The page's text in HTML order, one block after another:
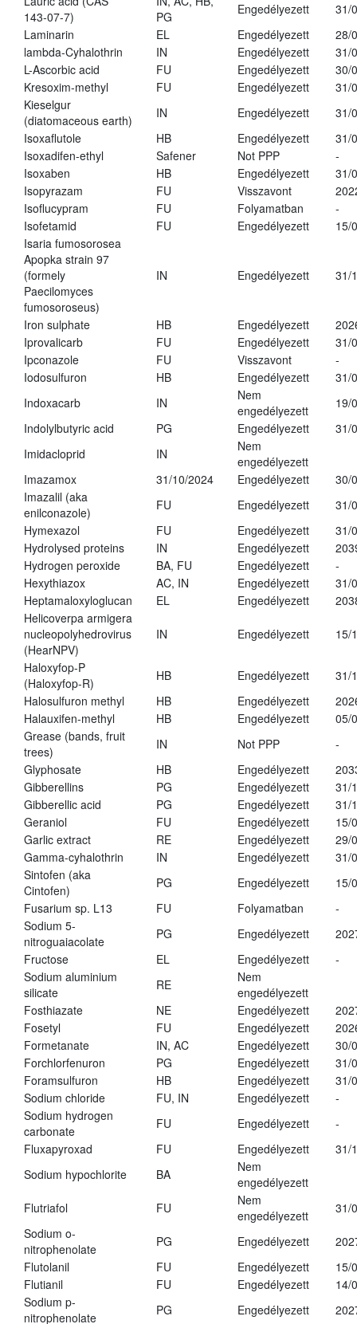
143-07-7)
PG
Engedélyezett
31/
Laminarin
EL Engedélyezett
28/
lambda-Cyhalothrin
IN Engedélyezett
31/
L-Ascorbic acid
FU Engedélyezett
30/
Kresoxim-methyl
FU Engedélyezett
31/
Kieselgur
(diatomaceous earth)
IN Engedélyezett
31/
Isoxaflutole
HB Engedélyezett
31/
Isoxadifen-ethyl
Safener Not PPP
-
Isoxaben
HB Engedélyezett
31/
Isopyrazam
FU Visszavont
Isoflucypram
FU Folyamatban
-
Isofetamid
FU Engedélyezett
15/
Isaria fumosorosea
Apopka strain 97
(formely
Paecilomyces
fumosoroseus)
IN Engedélyezett 31/
Iron sulphate HB Engedélyezett
Iprovalicarb
FU Engedélyezett
31/
Ipconazole
FU Visszavont
-
Iodosulfuron
HB Engedélyezett
31/
Indoxacarb
IN
Nem
engedélyezett
19/
Indolylbutyric acid
PG Engedélyezett
31/
Imidacloprid
IN
Nem
engedélyezett
Imazamox
31/10/2024 Engedélyezett
30/
Imazalil (aka
enilconazole)
FU Engedélyezett
31/
Hymexazol
FU Engedélyezett
31/
Hydrolysed proteins
IN Engedélyezett
Hydrogen peroxide
BA, FU Engedélyezett
-
Hexythiazox
AC, IN Engedélyezett
31/
Heptamaloxyloglucan
EL Engedélyezett
Helicoverpa armigera
nucleopolyhedrovirus
(HearNPV)
IN Engedélyezett 15/
Haloxyfop-P
(Haloxyfop-R)
HB Engedélyezett
31/
Halosulfuron methyl
HB Engedélyezett
Halauxifen-methyl
HB Engedélyezett
05/
Grease (bands, fruit
trees)
IN Not PPP
-
Glyphosate
HB Engedélyezett
Gibberellins
PG Engedélyezett
31/
Gibberellic acid
PG Engedélyezett
31/
Geraniol
FU Engedélyezett
15/
Garlic extract
RE Engedélyezett
29/
Gamma-cyhalothrin
IN Engedélyezett
31/
Sintofen (aka
Cintofen)
PG Engedélyezett
15/
Fusarium sp. L13
FU Folyamatban
-
Sodium 5-
nitroguaiacolate
PG Engedélyezett
Fructose
EL Engedélyezett
-
Sodium aluminium
silicate
RE
Nem
engedélyezett
Fosthiazate
NE Engedélyezett
Fosetyl
FU Engedélyezett
Formetanate
IN, AC Engedélyezett
30/
Forchlorfenuron
PG Engedélyezett
31/
Foramsulfuron
HB Engedélyezett
31/
Sodium chloride
FU, IN Engedélyezett
-
Sodium hydrogen
carbonate
FU Engedélyezett
-
Fluxapyroxad
FU Engedélyezett
31/
Sodium hypochlorite
BA
Nem
engedélyezett
Flutriafol
FU
Nem
engedélyezett
31/
Sodium o-
nitrophenolate
PG Engedélyezett
Flutolanil
FU Engedélyezett
15/
Flutianil
FU Engedélyezett
14/
Sodium p-
nitrophenolate
PG Engedélyezett